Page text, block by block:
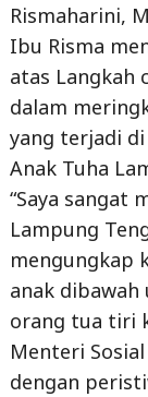
atas Langkah
dalam
yang terjadi di
Anak Tuha
“Saya sangat
Lampung
mengungkap
anak dibawah
orang tua tiri
Menteri
dengan
tersebut,
mestinya